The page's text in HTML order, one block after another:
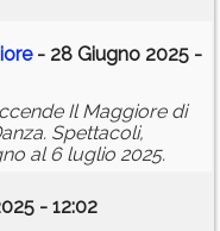
- 28 Giugno 2025 -
Il Maggiore di
Spettacoli,
al 6 luglio 2025.
- 12:02